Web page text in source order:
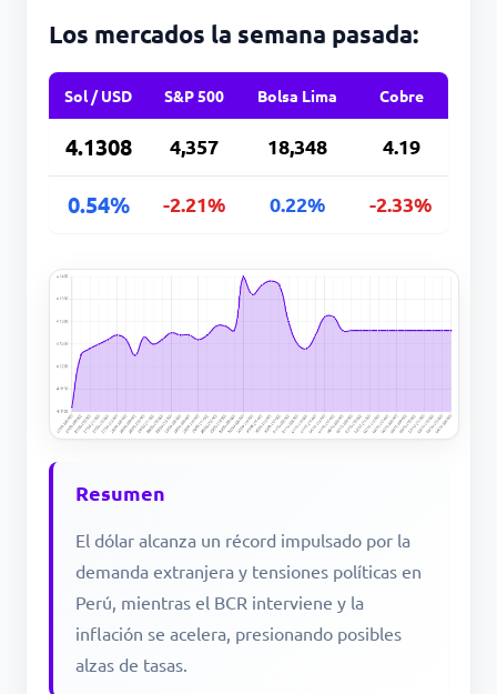
Los mercados la semana pasada:
Sol / USD S&P 500 Bolsa Lima Cobre
4.1308 4,357 18,348 4.19
0.54% -2.21% 0.22% -2.33%
Resumen
El dólar alcanza un récord impulsado por la
demanda extranjera y tensiones políticas en
Perú, mientras el BCR interviene y la
inflación se acelera, presionando posibles
alzas de tasas.